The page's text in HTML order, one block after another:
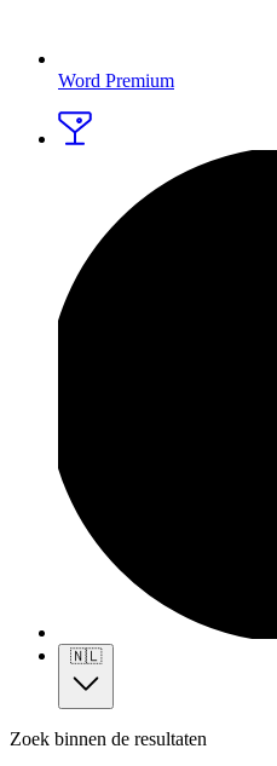
Word Premium
🇳🇱
Zoek binnen de resultaten